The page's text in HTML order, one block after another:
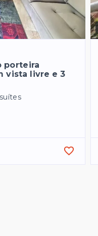
porteira
vista livre e 3
suítes